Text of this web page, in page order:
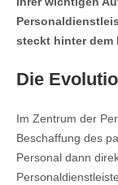
steckt hinter dem
Die
Im Zentrum der
Beschaffung des
Personal dann